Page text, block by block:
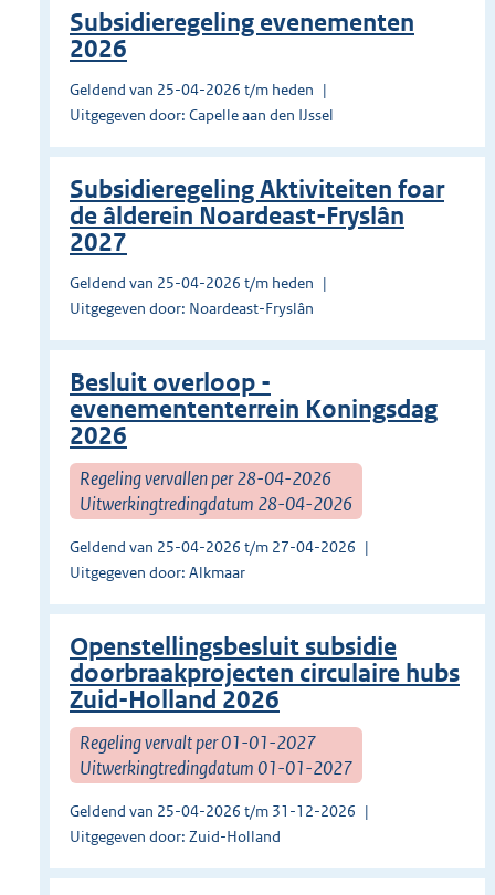
Subsidieregeling evenementen
2026
Geldend van 25-04-2026 t/m heden
Uitgegeven door: Capelle aan den IJssel
Subsidieregeling Aktiviteiten foar
de âlderein Noardeast-Fryslân
2027
Geldend van 25-04-2026 t/m heden
Uitgegeven door: Noardeast-Fryslân
Besluit overloop -
evenemententerrein Koningsdag
2026
Regeling vervallen per 28-04-2026
Uitwerkingtredingdatum 28-04-2026
Geldend van 25-04-2026 t/m 27-04-2026
Uitgegeven door: Alkmaar
Openstellingsbesluit subsidie
doorbraakprojecten circulaire hubs
Zuid-Holland 2026
Regeling vervalt per 01-01-2027
Uitwerkingtredingdatum 01-01-2027
Geldend van 25-04-2026 t/m 31-12-2026
Uitgegeven door: Zuid-Holland